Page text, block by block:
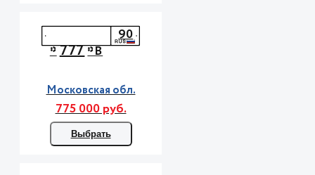
*777*В
90
Московская обл.
775 000 руб.
Выбрать